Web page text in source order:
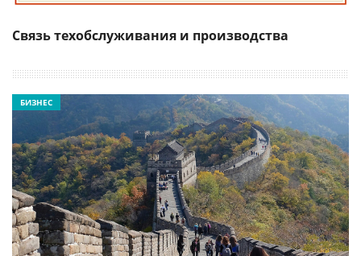
Связь техобслуживания и производства
БИЗНЕС